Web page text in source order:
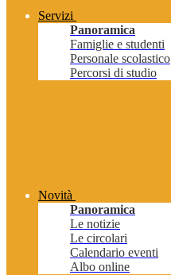
Servizi
Panoramica
Famiglie e studenti
Personale scolastico
Percorsi di studio
Novità
Panoramica
Le notizie
Le circolari
Calendario eventi
Albo online